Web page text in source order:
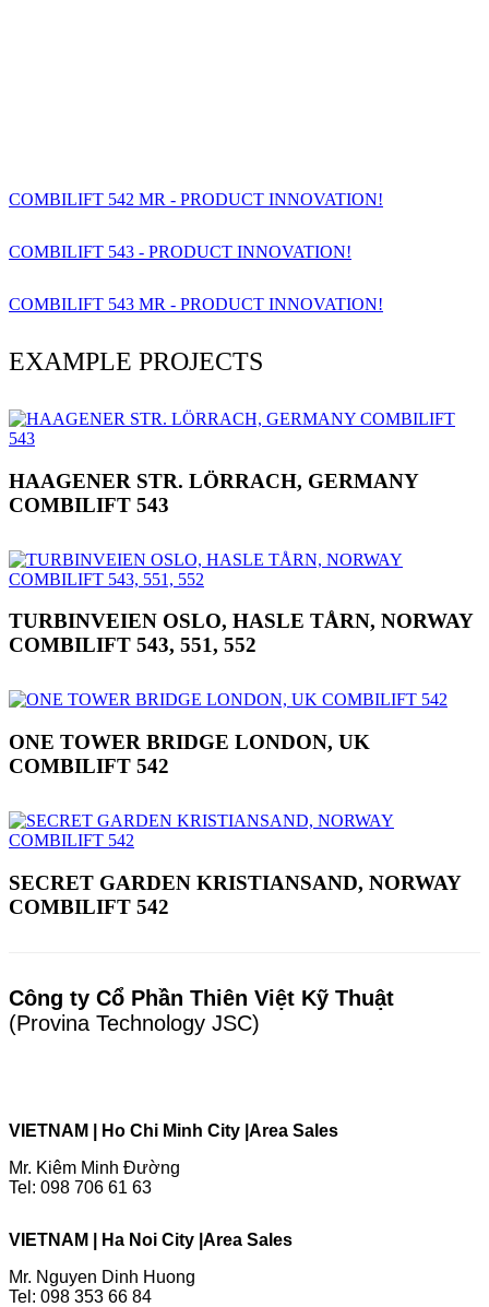
COMBILIFT 542 MR - PRODUCT INNOVATION!
COMBILIFT 543 - PRODUCT INNOVATION!
COMBILIFT 543 MR - PRODUCT INNOVATION!
EXAMPLE PROJECTS
HAAGENER STR. LÖRRACH, GERMANY
COMBILIFT 543
TURBINVEIEN OSLO, HASLE TÅRN, NORWAY
COMBILIFT 543, 551, 552
ONE TOWER BRIDGE LONDON, UK
COMBILIFT 542
SECRET GARDEN KRISTIANSAND, NORWAY
COMBILIFT 542
Công ty Cổ Phần Thiên Việt Kỹ Thuật
(Provina Technology JSC)
VIETNAM | Ho Chi Minh City | Area Sales
Mr. Kiêm Minh Đường
Tel: 098 706 61 63
VIETNAM | Ha Noi City | Area Sales
Mr. Nguyen Dinh Huong
Tel: 098 353 66 84